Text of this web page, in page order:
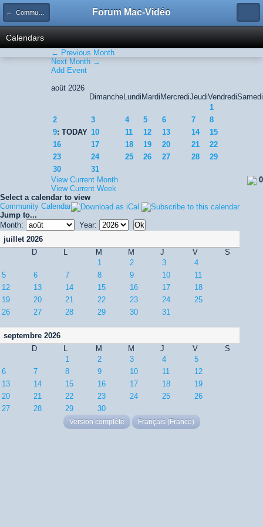
← Community Calendar Forum Mac-Vidéo
Calendars
← Previous Month
Next Month →
Add Event
août 2026
DimancheLundi Mardi MercrediJeudiVendrediSamedi
1
2
3 4 5 6 7
8
9: TODAY 10 11 12 13 14
15
16
17 18 19 20 21
22
23
24 25 26 27 28
29
30
31
0
View Current Month
View Current Week
Select a calendar to view
Community Calendar
Jump to...
Month:
Year:
juillet 2026
D
L M M J V
S
1
2 3
4
5
6 7 8 9 10
11
12
13 14 15 16 17
18
19
20 21 22 23 24
25
26
27 28 29 30 31
septembre 2026
D
L M M J V
S
1
2 3 4
5
6
7 8 9 10 11
12
13
14 15 16 17 18
19
20
21 22 23 24 25
26
27
28 29 30
Version complète Français (France)